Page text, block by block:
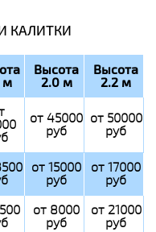
КАЛИТКИ
м
Высота
2.0 м
Высота
2.2 м
от 45000
руб
от 50000
руб
от 15000
руб
от 17000
руб
от 8000
руб
от 21000
руб